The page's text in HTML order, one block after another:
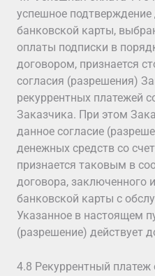
успешное подтверждение
банковской карты,
оплаты подписки в
договором, признается
согласия (разрешения)
рекуррентных платежей
Заказчика. При этом
данное согласие
денежных средств со
признается таковым в
договора, заключенного
банковской карты с
Указанное в настоящем
(разрешение) действует
4.8 Рекуррентный платеж